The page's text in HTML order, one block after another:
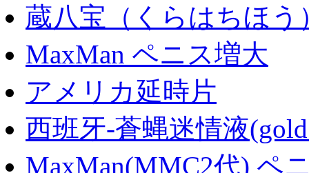
蔵八宝（くらはちほう
MaxMan ペニス増大
アメリカ延時片
西班牙-蒼蝿迷情液
MaxMan(MMC2代) ペ